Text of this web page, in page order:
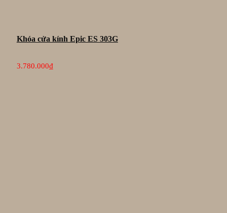
Khóa cửa kính Epic ES 303G
3.780.000₫